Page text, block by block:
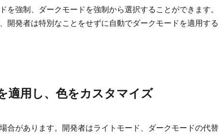
強制、ダークモードを強制から選択することができます。
開発者は特別なことをせずに自動でダークモードを適用する
適用し、色をカスタマイズ
合があります。開発者はライトモード、ダークモードの代替